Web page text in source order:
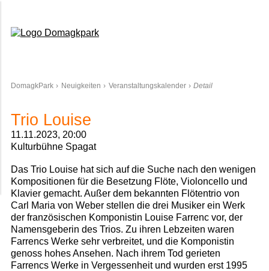
DomagkPark Neuigkeiten Veranstaltungskalender Detail
Trio Louise
11.11.2023, 20:00
Kulturbühne Spagat
Das Trio Louise hat sich auf die Suche nach den wenigen
Kompositionen für die Besetzung Flöte, Violoncello und
Klavier gemacht. Außer dem bekannten Flötentrio von
Carl Maria von Weber stellen die drei Musiker ein Werk
der französischen Komponistin Louise Farrenc vor, der
Namensgeberin des Trios. Zu ihren Lebzeiten waren
Farrencs Werke sehr verbreitet, und die Komponistin
genoss hohes Ansehen. Nach ihrem Tod gerieten
Farrencs Werke in Vergessenheit und wurden erst 1995